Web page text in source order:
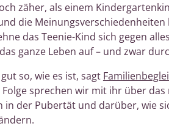
zäher, als einem
die
das Teenie-Kind sich gegen
ganze Leben auf – und zwar
so, wie es ist, sagt
Folge sprechen wir mit ihr über
in der Pubertät und darüber, wie